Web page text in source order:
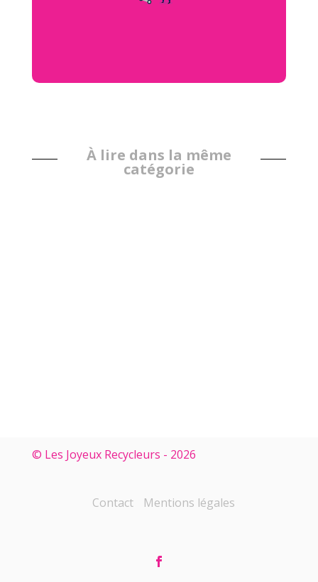
À lire dans la même
catégorie
© Les Joyeux Recycleurs - 2026
Contact Mentions légales